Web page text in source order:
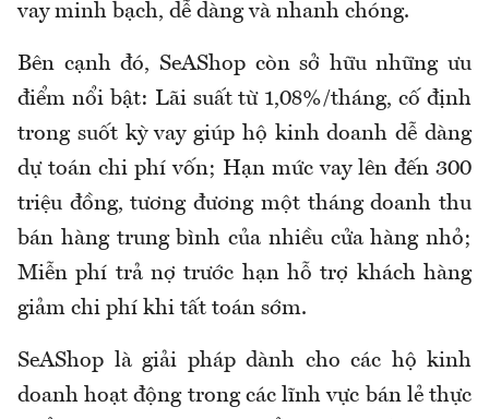
vay minh bạch, dễ dàng và nhanh chóng.
Bên cạnh đó, SeAShop còn sở hữu những ưu
điểm nổi bật: Lãi suất từ 1,08%/tháng, cố định
trong suốt kỳ vay giúp hộ kinh doanh dễ dàng
dự toán chi phí vốn; Hạn mức vay lên đến 300
triệu đồng, tương đương một tháng doanh thu
bán hàng trung bình của nhiều cửa hàng nhỏ;
Miễn phí trả nợ trước hạn hỗ trợ khách hàng
giảm chi phí khi tất toán sớm.
SeAShop là giải pháp dành cho các hộ kinh
doanh hoạt động trong các lĩnh vực bán lẻ thực